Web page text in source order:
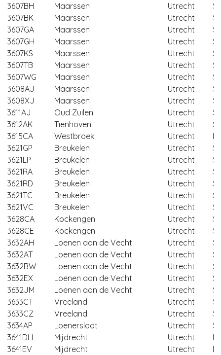
3607BH
Maarssen Utrecht
3607BK
Maarssen Utrecht
3607GA
Maarssen Utrecht
3607GH
Maarssen Utrecht
3607KS
Maarssen Utrecht
3607TB
Maarssen Utrecht
3607WG
Maarssen Utrecht
3608AJ
Maarssen Utrecht
3608XJ
Maarssen Utrecht
3611AJ
Oud Zuilen Utrecht
3612AK
Tienhoven Utrecht
3615CA
Westbroek Utrecht
3621GP
Breukelen Utrecht
3621LP
Breukelen Utrecht
3621RA
Breukelen Utrecht
3621RD
Breukelen Utrecht
3621TC
Breukelen Utrecht
3621VC
Breukelen Utrecht
3628CA
Kockengen Utrecht
3628CE
Kockengen Utrecht
3632AH
Loenen aan de Vecht Utrecht
3632AT
Loenen aan de Vecht Utrecht
3632BW
Loenen aan de Vecht Utrecht
3632EX
Loenen aan de Vecht Utrecht
3632JM
Loenen aan de Vecht Utrecht
3633CT
Vreeland Utrecht
3633CZ
Vreeland Utrecht
3634AP
Loenersloot Utrecht
3641DH
Mijdrecht Utrecht
3641EV
Mijdrecht Utrecht